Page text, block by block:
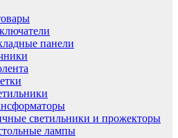
панели
светильники и прожекторы
лампы